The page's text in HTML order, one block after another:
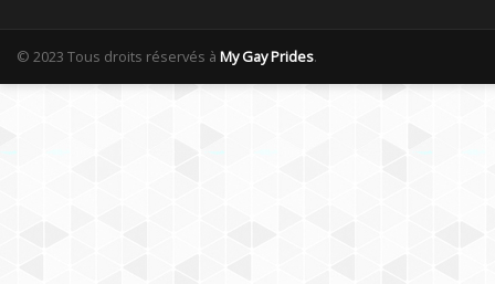
© 2023 Tous droits réservés à My Gay Prides.